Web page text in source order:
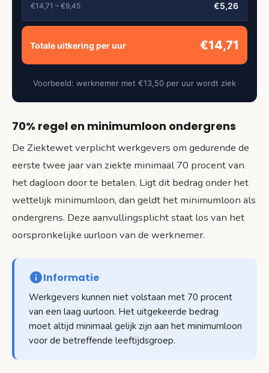
€14,71 – €9,45 €5,26
Totale uitkering per uur €14,71
Voorbeeld: werknemer met €13,50 per uur wordt ziek
70% regel en minimumloon ondergrens
De Ziektewet verplicht werkgevers om gedurende de
eerste twee jaar van ziekte minimaal 70 procent van
het dagloon door te betalen. Ligt dit bedrag onder het
wettelijk minimumloon, dan geldt het minimumloon als
ondergrens. Deze aanvullingsplicht staat los van het
oorspronkelijke uurloon van de werknemer.
Informatie
Werkgevers kunnen niet volstaan met 70 procent
van een laag uurloon. Het uitgekeerde bedrag
moet altijd minimaal gelijk zijn aan het minimumloon
voor de betreffende leeftijdsgroep.